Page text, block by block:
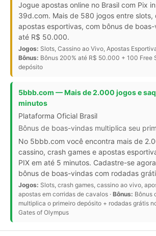
Jogue apostas online no Brasil com Pix
39d.com. Mais de 580 jogos entre slots,
apostas esportivas, com bônus de
até R$ 50.000.
Jogos: Slots, Cassino ao Vivo, Apostas
Bônus: Bônus 200% até R$ 50.000 + 100 Free
depósito
5bbb.com — Mais de 2.000 jogos e
minutos
Plataforma Oficial Brasil
Bônus de boas-vindas multiplica seu
No 5bbb.com você encontra mais de
cassino, crash games e apostas
PIX em até 5 minutos. Cadastre-se
bônus de boas-vindas com rodadas
Jogos: Slots, crash games, cassino ao vivo,
apostas em corridas de cavalos · Bônus: Bônus
multiplica o primeiro depósito + rodadas grátis
Gates of Olympus